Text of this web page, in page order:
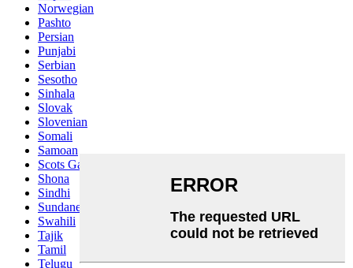
Norwegian
Pashto
Persian
Punjabi
Serbian
Sesotho
Sinhala
Slovak
Slovenian
Somali
Samoan
Scots Gaelic
Shona
Sindhi
Sundanese
Swahili
Tajik
Tamil
Telugu